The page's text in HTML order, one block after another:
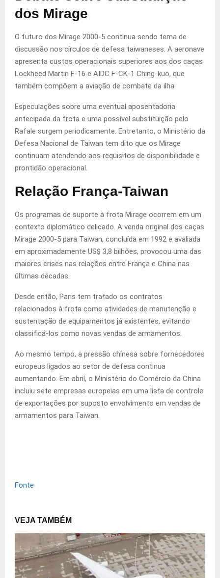
dos Mirage
O futuro dos Mirage 2000-5 continua sendo tema de
discussão nos círculos de defesa taiwaneses. A aeronave
apresenta custos operacionais superiores aos dos caças
Lockheed Martin F-16 e AIDC F-CK-1 Ching-kuo, que
também compõem a aviação de combate da ilha.
Especulações sobre uma eventual aposentadoria
antecipada da frota e uma possível substituição pelo
Rafale surgem periodicamente. Entretanto, o Ministério da
Defesa Nacional de Taiwan tem dito que os Mirage
continuam atendendo aos requisitos de disponibilidade e
prontidão operacional.
Relação França-Taiwan
Os programas de suporte à frota Mirage ocorrem em um
contexto diplomático delicado. A venda original dos caças
Mirage 2000-5 para Taiwan, concluída em 1992 e avaliada
em aproximadamente US$ 3,8 bilhões, provocou uma das
maiores crises nas relações entre França e China nas
últimas décadas.
Desde então, Paris tem tratado os contratos
relacionados à frota como atividades de manutenção e
sustentação de equipamentos já existentes, evitando
classificá-los como novas vendas de armamentos.
Ao mesmo tempo, a pressão chinesa sobre fornecedores
europeus ligados ao setor de defesa continua
aumentando. Em abril, o Ministério do Comércio da China
incluiu sete empresas europeias em uma lista de controle
de exportações por suposto envolvimento em vendas de
armamentos para Taiwan.
Fonte
VEJA TAMBÉM